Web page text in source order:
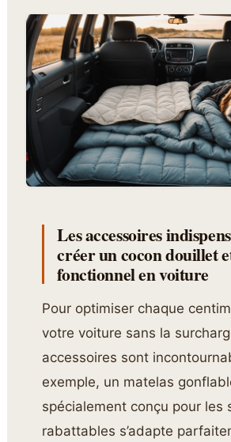
Les accessoires
créer un cocon douillet
fonctionnel en voiture
Pour optimiser chaque
votre voiture sans la
accessoires sont
exemple, un matelas
spécialement conçu pour les
rabattables s’adapte